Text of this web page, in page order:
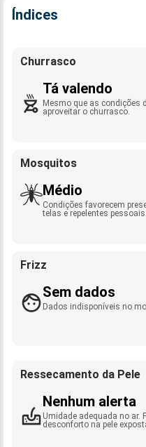
Índices
Churrasco
Tá valendo
Mesmo que as condições
aproveitar o churrasco.
Mosquitos
Médio
Condições favorecem
telas e repelentes pessoais.
Frizz
Sem dados
Dados indisponíveis no
Ressecamento da Pele
Nenhum alerta
Umidade adequada no ar.
desconforto na pele